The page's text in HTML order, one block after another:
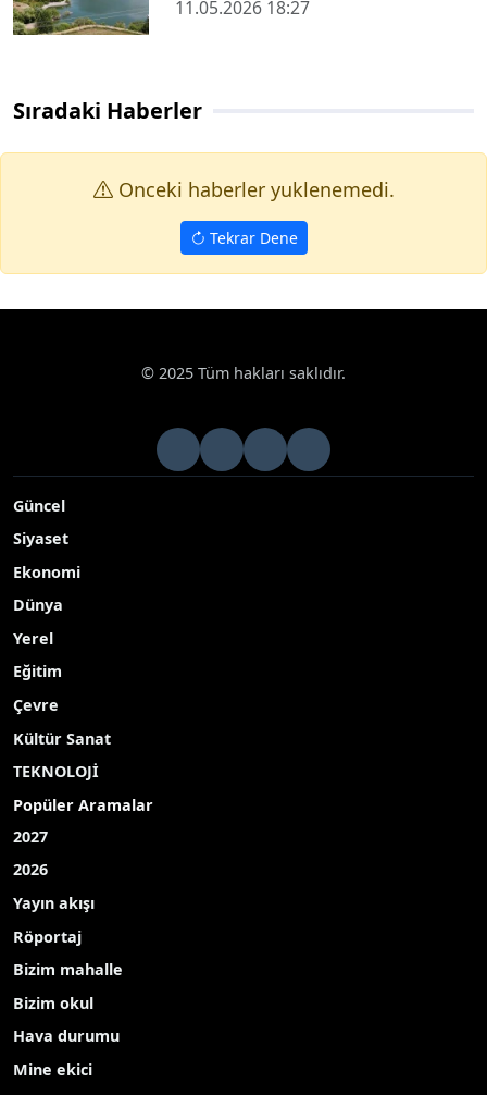
11.05.2026 18:27
Sıradaki Haberler
Onceki haberler yuklenemedi.
Tekrar Dene
Çevre Gökkuşağı Tepeleri’nde çöp tepkisi:
Doğaseverler alanı temizledi
Iğdır’ın Tuzluca ilçesindeki Gökkuşağı Tepeleri’nde
görüntüleri tepki çekti
Yayınlanma Tarihi: 11.05.2026 20:58
Iğdır’ın Tuzluca ilçesindeki Gökkuşağı Tepeleri’nde
çöp görüntüleri tepki çekti. Doğaseverler, alanda
bırakılan atıkları toplayarak çevre temizliği yaptı.